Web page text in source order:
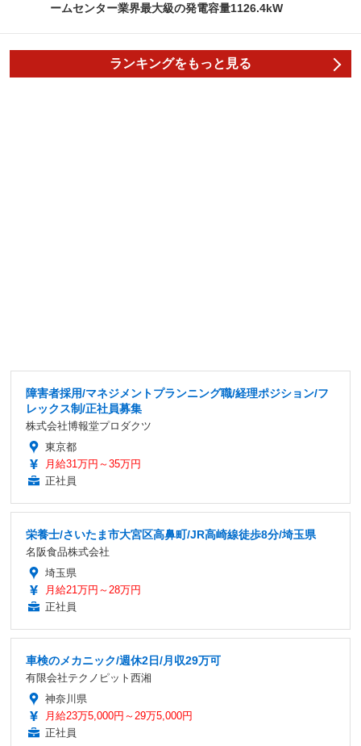
ームセンター業界最大級の発電容量1126.4kW
ランキングをもっと見る
障害者採用/マネジメントプランニング職/経理ポジション/フ
レックス制/正社員募集
株式会社博報堂プロダクツ
東京都
月給31万円～35万円
正社員
栄養士/さいたま市大宮区高鼻町/JR高崎線徒歩8分/埼玉県
名阪食品株式会社
埼玉県
月給21万円～28万円
正社員
車検のメカニック/週休2日/月収29万可
有限会社テクノピット西湘
神奈川県
月給23万5,000円～29万5,000円
正社員